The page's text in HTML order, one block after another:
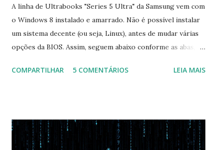
A linha de Ultrabooks "Series 5 Ultra" da Samsung vem com
o Windows 8 instalado e amarrado. Não é possível instalar
um sistema decente (ou seja, Linux), antes de mudar várias
opções da BIOS. Assim, seguem abaixo conforme as abas, a
Na inicialização aperte F2 para acessar a BIOS e então faça
com Win, deixe essa opção no Auto ) Set AHCI Mode ->
Disabled USB S3 Wake-up -> Enabled Boot: Secure Boot ->
COMPARTILHAR 5 COMENTÁRIOS LEIA MAIS